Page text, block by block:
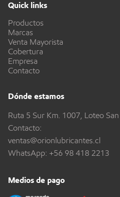
Quick links
Productos
Marcas
Venta Mayorista
Cobertura
Empresa
Contacto
Dónde estamos
Ruta 5 Sur Km. 1007, Loteo
Contacto:
ventas@orionlubricantes.cl
WhatsApp: +56 98 418 2213
Medios de pago